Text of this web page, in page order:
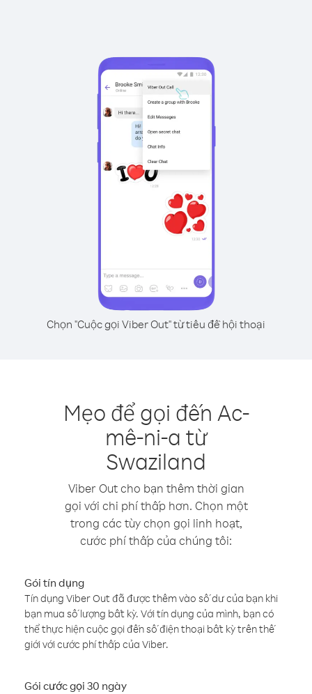
Chọn "Cuộc gọi Viber Out" từ tiêu đề hội thoại
Mẹo để gọi đến Ac-
mê-ni-a từ
Swaziland
Viber Out cho bạn thêm thời gian
gọi với chi phí thấp hơn. Chọn một
trong các tùy chọn gọi linh hoạt,
cước phí thấp của chúng tôi:
Gói tín dụng
Tín dụng Viber Out đã được thêm vào số dư của bạn khi
bạn mua số lượng bất kỳ. Với tín dụng của mình, bạn có
thể thực hiện cuộc gọi đến số điện thoại bất kỳ trên thế
giới với cước phí thấp của Viber.
Gói cước gọi 30 ngày